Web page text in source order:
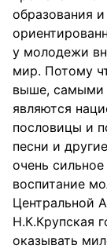
образования
у молодежи
мир. Потому
выше, самыми
являются
пословицы и
песни и
очень
воспитание
Центральной
Н.К.Крупская
оказывать